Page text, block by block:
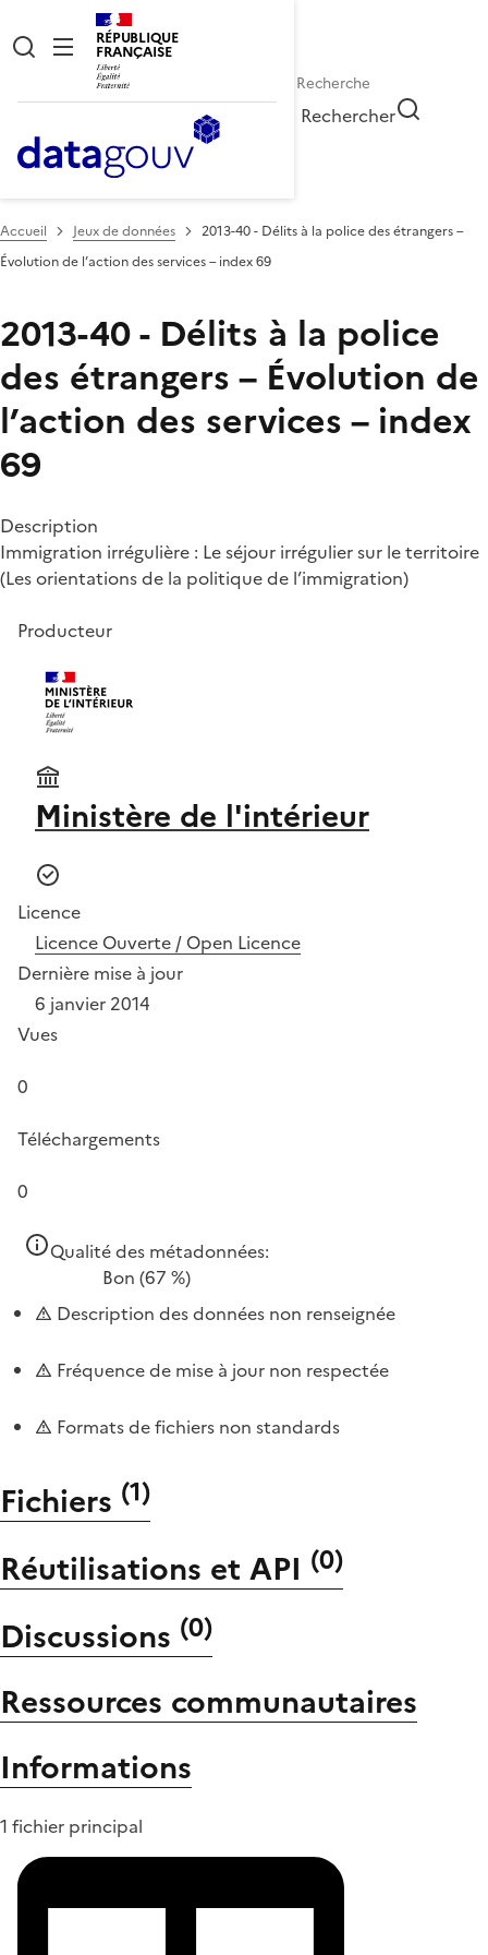
RÉPUBLIQUE
FRANÇAISE
Rechercher
Accueil Jeux de données
2013-40 - Délits à la police des étrangers –
Évolution de l’action des services – index 69
2013-40 - Délits à la police
des étrangers – Évolution de
l’action des services – index
69
Description
Immigration irrégulière : Le séjour irrégulier sur le territoire
(Les orientations de la politique de l’immigration)
Producteur
Ministère de l'intérieur
Licence
Licence Ouverte / Open Licence
Dernière mise à jour
6 janvier 2014
Vues
0
Téléchargements
0
Qualité des métadonnées:
Bon (67 %)
Description des données non renseignée
Fréquence de mise à jour non respectée
Formats de fichiers non standards
Fichiers (1)
Réutilisations et API (0)
Discussions (0)
Ressources communautaires
Informations
1 fichier principal